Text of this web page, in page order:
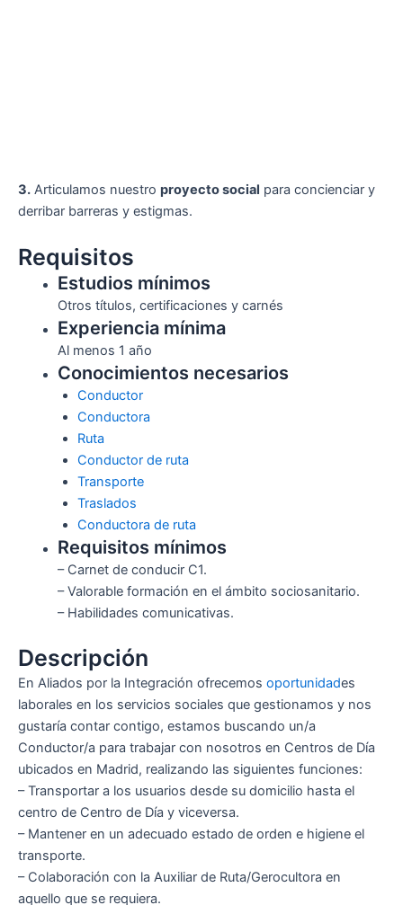
3. Articulamos nuestro proyecto social para concienciar y
derribar barreras y estigmas.
Requisitos
Estudios mínimos
Otros títulos, certificaciones y carnés
Experiencia mínima
Al menos 1 año
Conocimientos necesarios
Conductor
Conductora
Ruta
Conductor de ruta
Transporte
Traslados
Conductora de ruta
Requisitos mínimos
– Carnet de conducir C1.
– Valorable formación en el ámbito sociosanitario.
– Habilidades comunicativas.
Descripción
En Aliados por la Integración ofrecemos oportunidades
laborales en los servicios sociales que gestionamos y nos
gustaría contar contigo, estamos buscando un/a
Conductor/a para trabajar con nosotros en Centros de Día
ubicados en Madrid, realizando las siguientes funciones:
– Transportar a los usuarios desde su domicilio hasta el
centro de Centro de Día y viceversa.
– Mantener en un adecuado estado de orden e higiene el
transporte.
– Colaboración con la Auxiliar de Ruta/Gerocultora en
aquello que se requiera.